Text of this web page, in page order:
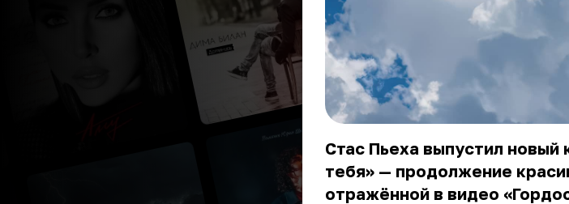
Стас Пьеха выпустил новый
тебя» — продолжение
отражённой в видео